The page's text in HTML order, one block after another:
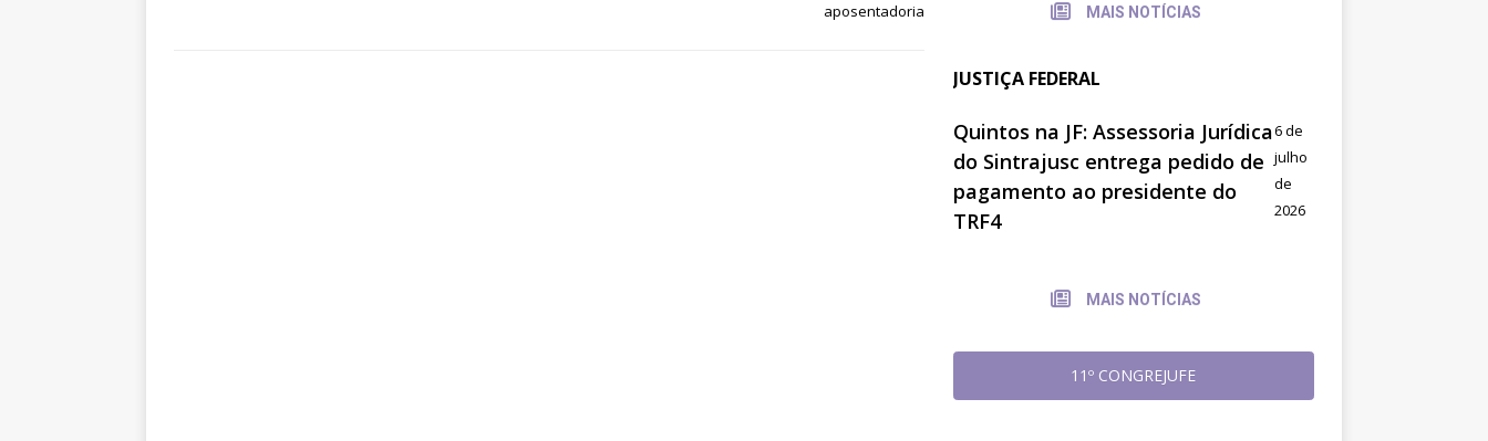
aposentadoria
MAIS NOTÍCIAS
JUSTIÇA FEDERAL
Quintos na JF: Assessoria Jurídica
do Sintrajusc entrega pedido de
pagamento ao presidente do
TRF4
6 de
julho
de
2026
MAIS NOTÍCIAS
11º CONGREJUFE